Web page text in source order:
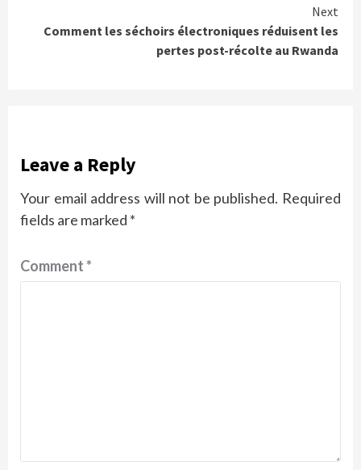
Next
Comment les séchoirs électroniques réduisent les
pertes post-récolte au Rwanda
Leave a Reply
Your email address will not be published. Required
fields are marked *
Comment*